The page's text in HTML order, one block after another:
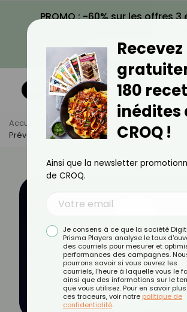
PROMO : -60% sur les offres 3
VOIR LA PROMO
Accueil Actus
Sport
Prévenir Le Cancer Grâce Au Sport :
Recevez
180
inédites
CROQ !
Ainsi que la newsletter
de CROQ.
Je consens à ce que la société
Prisma Players analyse le taux
des courriels pour mesurer et
performances des campagnes.
pourrons savoir si vous ouvrez les
courriels, l'heure à laquelle vous le
ainsi que des informations sur le
que vous utilisez. Pour en savoir
ces traceurs, voir notre politique de
confidentialité.